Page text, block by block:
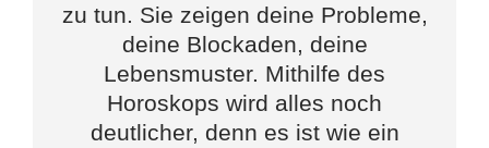
zu tun. Sie zeigen deine Probleme,
deine Blockaden, deine
Lebensmuster. Mithilfe des
Horoskops wird alles noch
deutlicher, denn es ist wie ein